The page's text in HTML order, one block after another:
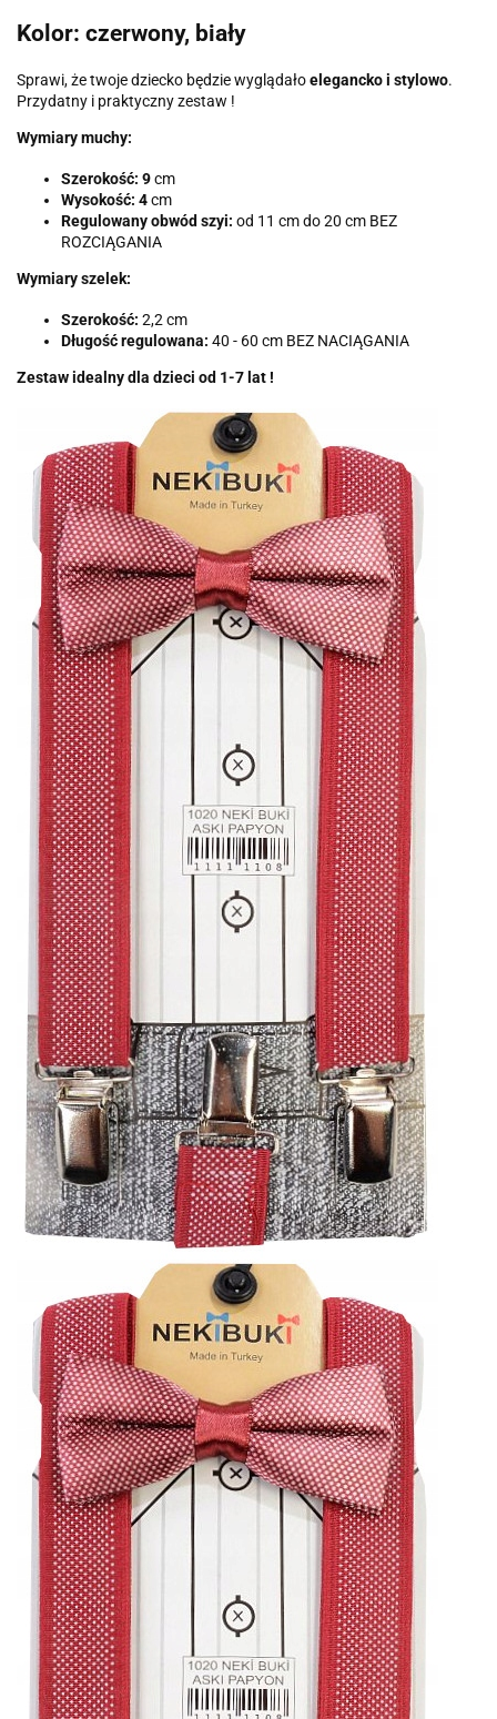
Kolor: czerwony, biały
Sprawi, że twoje dziecko będzie wyglądałoelegancko i stylowo.
Przydatny i praktyczny zestaw !
Wymiary muchy:
Szerokość: 9cm
Wysokość: 4cm
Regulowany obwód szyi: od 11 cm do 20 cm BEZ
ROZCIĄGANIA
Wymiary szelek:
Szerokość: 2,2 cm
Długość regulowana: 40 - 60 cm BEZ NACIĄGANIA
Zestaw idealny dla dzieci od 1-7 lat !